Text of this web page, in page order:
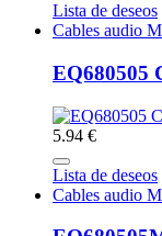
Lista de deseos
Cables audio
EQ680505
5.94 €
Lista de deseos
Cables audio